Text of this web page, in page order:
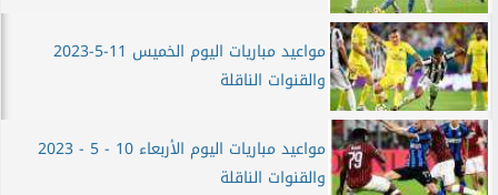
مواعيد مباريات اليوم الخميس 11-5-2023
والقنوات الناقلة
مواعيد مباريات اليوم الأربعاء 10 - 5 - 2023
والقنوات الناقلة